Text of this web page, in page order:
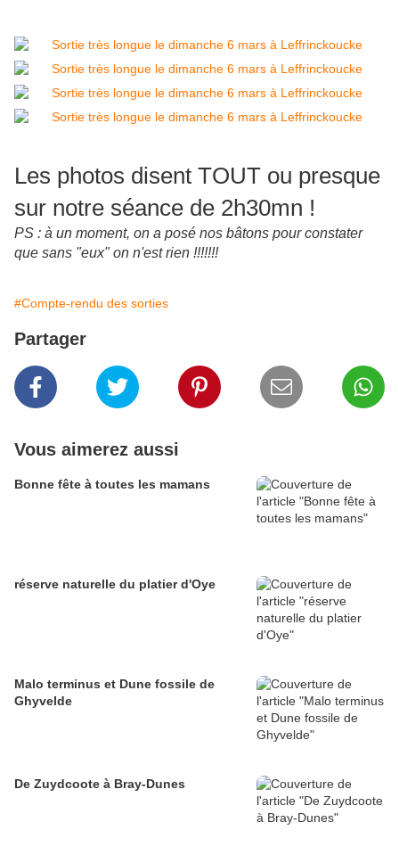
Les photos disent TOUT ou presque
sur notre séance de 2h30mn !
PS : à un moment, on a posé nos bâtons pour constater
que sans "eux" on n'est rien !!!!!!!
#Compte-rendu des sorties
Partager
Vous aimerez aussi
Bonne fête à toutes les mamans
réserve naturelle du platier d'Oye
Malo terminus et Dune fossile de
Ghyvelde
De Zuydcoote à Bray-Dunes